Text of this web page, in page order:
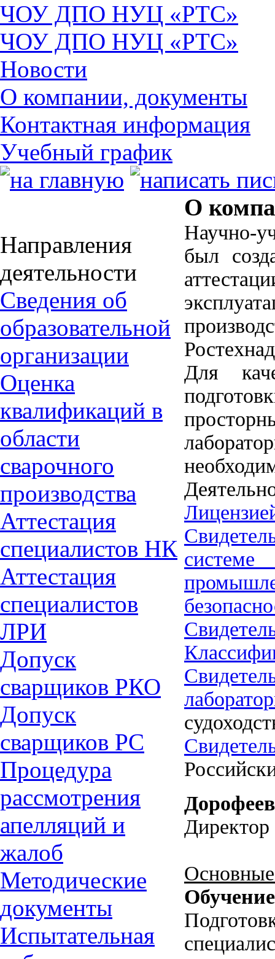
ЧОУ ДПО НУЦ «РТС»
ЧОУ ДПО НУЦ «РТС»
Новости
О компании, документы
Контактная информация
Учебный график
Направления
деятельности
Сведения об
образовательной
организации
Оценка
квалификаций в
области
сварочного
производства
Аттестация
специалистов НК
Аттестация
специалиcтов
ЛРИ
Допуск
сварщиков РКО
Допуск
сварщиков РС
Процедура
рассмотрения
апелляций и
жалоб
Методические
документы
Испытательная
О
Научно-
был
Для
системе
Директор
Основные